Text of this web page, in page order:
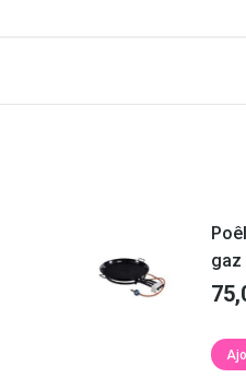
gaz
Votre équipe était très